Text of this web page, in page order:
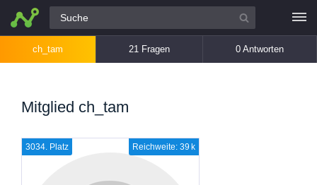
Alle Fragen
ch_tam 21 Fragen 0 Antworten
Mitglied ch_tam
Reichweite: 39 k
3034. Platz